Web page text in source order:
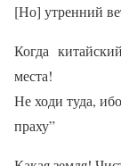
[Но] утренний
Когда
места!
Не ходи туда,
праху”